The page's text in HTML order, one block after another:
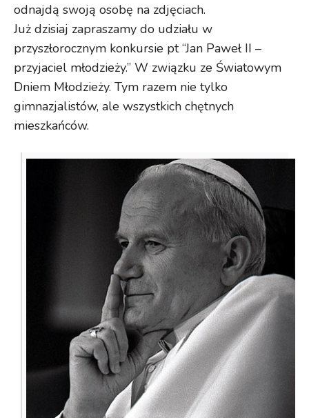
odnajdą swoją osobę na zdjęciach.
Już dzisiaj zapraszamy do udziału w
przyszłorocznym konkursie pt “Jan Paweł II –
przyjaciel młodzieży.” W związku ze Światowym
Dniem Młodzieży. Tym razem nie tylko
gimnazjalistów, ale wszystkich chętnych
mieszkańców.